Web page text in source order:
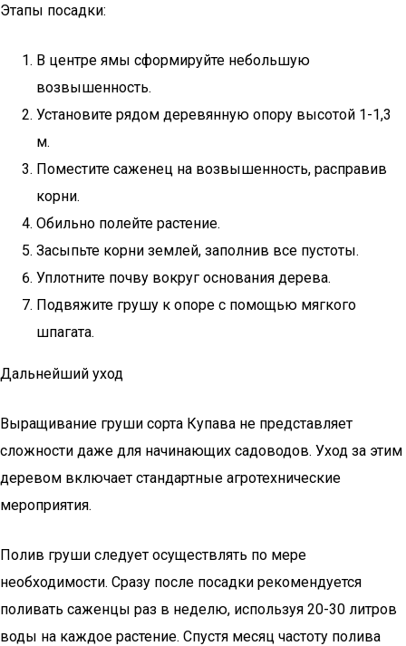
Этапы посадки:
В центре ямы сформируйте небольшую
возвышенность.
Установите рядом деревянную опору высотой 1-1,3
м.
Поместите саженец на возвышенность, расправив
корни.
Обильно полейте растение.
Засыпьте корни землей, заполнив все пустоты.
Уплотните почву вокруг основания дерева.
Подвяжите грушу к опоре с помощью мягкого
шпагата.
Дальнейший уход
Выращивание груши сорта Купава не представляет
сложности даже для начинающих садоводов. Уход за этим
деревом включает стандартные агротехнические
мероприятия.
Полив груши следует осуществлять по мере
необходимости. Сразу после посадки рекомендуется
поливать саженцы раз в неделю, используя 20-30 литров
воды на каждое растение. Спустя месяц частоту полива